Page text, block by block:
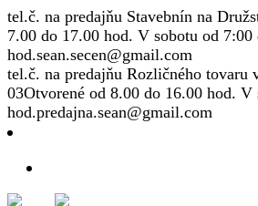
tel.č. na predajňu Stavebnín na
7.00 do 17.00 hod. V sobotu od 7:00
hod.sean.secen@gmail.com
tel.č. na predajňu Rozličného tovaru
03Otvorené od 8.00 do 16.00 hod.
hod.predajna.sean@gmail.com